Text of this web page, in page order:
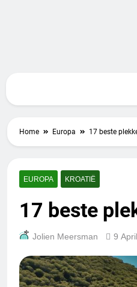
Home Europa 17 beste
EUROPA KROATIË
17 beste
Jolien Meersman 9